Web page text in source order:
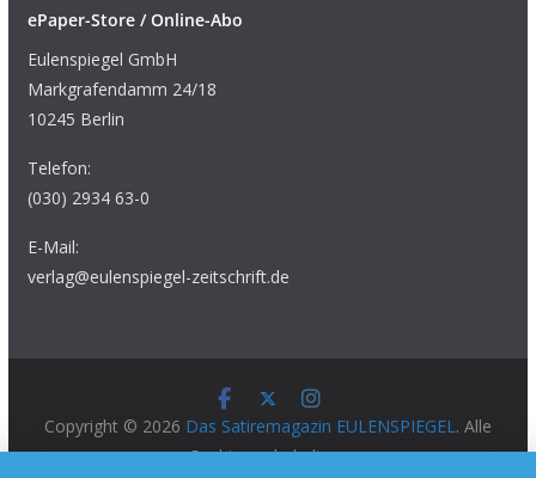
ePaper-Store / Online-Abo
Eulenspiegel GmbH
Markgrafendamm 24/18
10245 Berlin
Telefon:
(030) 2934 63-0
E-Mail:
verlag@eulenspiegel-zeitschrift.de
Copyright © 2026 Das Satiremagazin EULENSPIEGEL. Alle
Rechte vorbehalten.